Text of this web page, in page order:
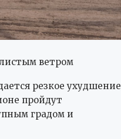
ветром
резкое ухудшение
пройдут
градом и